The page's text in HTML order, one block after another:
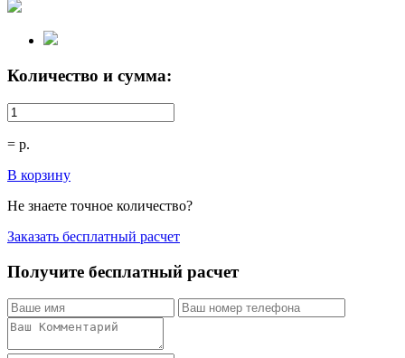
Количество и сумма:
= р.
В корзину
Не знаете точное количество?
Заказать бесплатный расчет
Получите бесплатный расчет